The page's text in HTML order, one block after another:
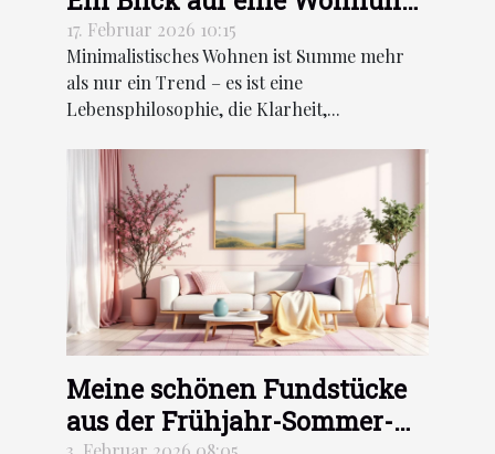
in Stockholm
17. Februar 2026 10:15
Minimalistisches Wohnen ist Summe mehr
als nur ein Trend – es ist eine
Lebensphilosophie, die Klarheit,...
Meine schönen Fundstücke
aus der Frühjahr-Sommer-